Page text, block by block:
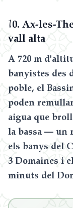
10. Ax-les-
vall alta
A 720 m
banyistes des
poble, el
poden
aigua que
la bassa — un
els banys del
3 Domaines i
minuts del